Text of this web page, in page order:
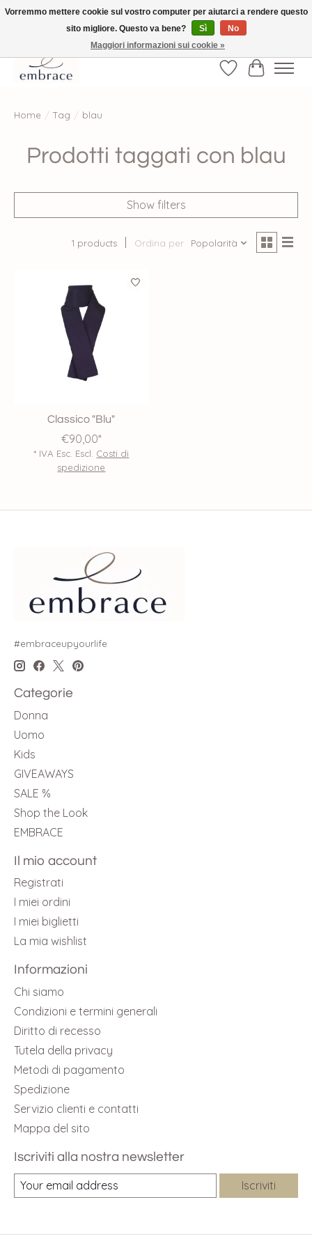
√ Versandkostenfrei ab € 40-, √ Made with Love and Happiness √Exklusiv und
nur hier im Onlineshop √high-quality & long-lasting fashion
Lista deiCarrello
Home / Tag / blau
Prodotti taggati con blau
Show filters
1 products Ordina per Popolarità
Classico "Blu"
€90,00*
* IVA Esc. Escl. Costi di
spedizione
#embraceupyourlife
Categorie
Donna
Uomo
Kids
GIVEAWAYS
SALE %
Shop the Look
EMBRACE
Il mio account
Registrati
I miei ordini
I miei biglietti
La mia wishlist
Informazioni
Chi siamo
Condizioni e termini generali
Diritto di recesso
Tutela della privacy
Metodi di pagamento
Spedizione
Servizio clienti e contatti
Mappa del sito
Iscriviti alla nostra newsletter
Iscriviti
Vorremmo mettere cookie sul vostro computer per aiutarci a rendere questo
sito migliore. Questo va bene?
Sì
No
Maggiori informazioni sui cookie »